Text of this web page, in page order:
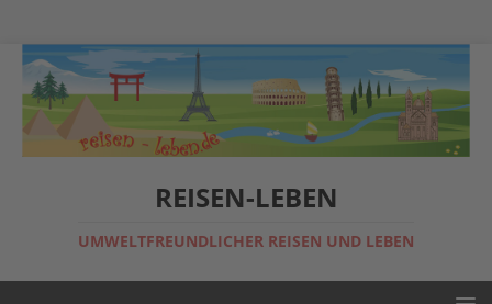
REISEN-LEBEN
UMWELTFREUNDLICHER REISEN UND LEBEN